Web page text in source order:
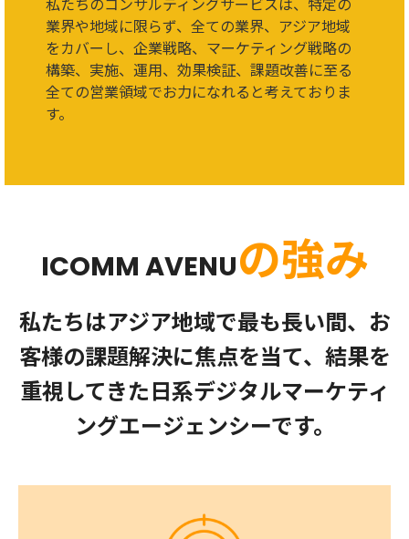
私たちのコンサルティングサービスは、特定の
業界や地域に限らず、全ての業界、アジア地域
をカバーし、企業戦略、マーケティング戦略の
構築、実施、運用、効果検証、課題改善に至る
全ての営業領域でお力になれると考えておりま
す。
ICOMM AVENUの強み
私たちはアジア地域で最も長い間、お
客様の課題解決に焦点を当て、結果を
重視してきた日系デジタルマーケティ
ングエージェンシーです。